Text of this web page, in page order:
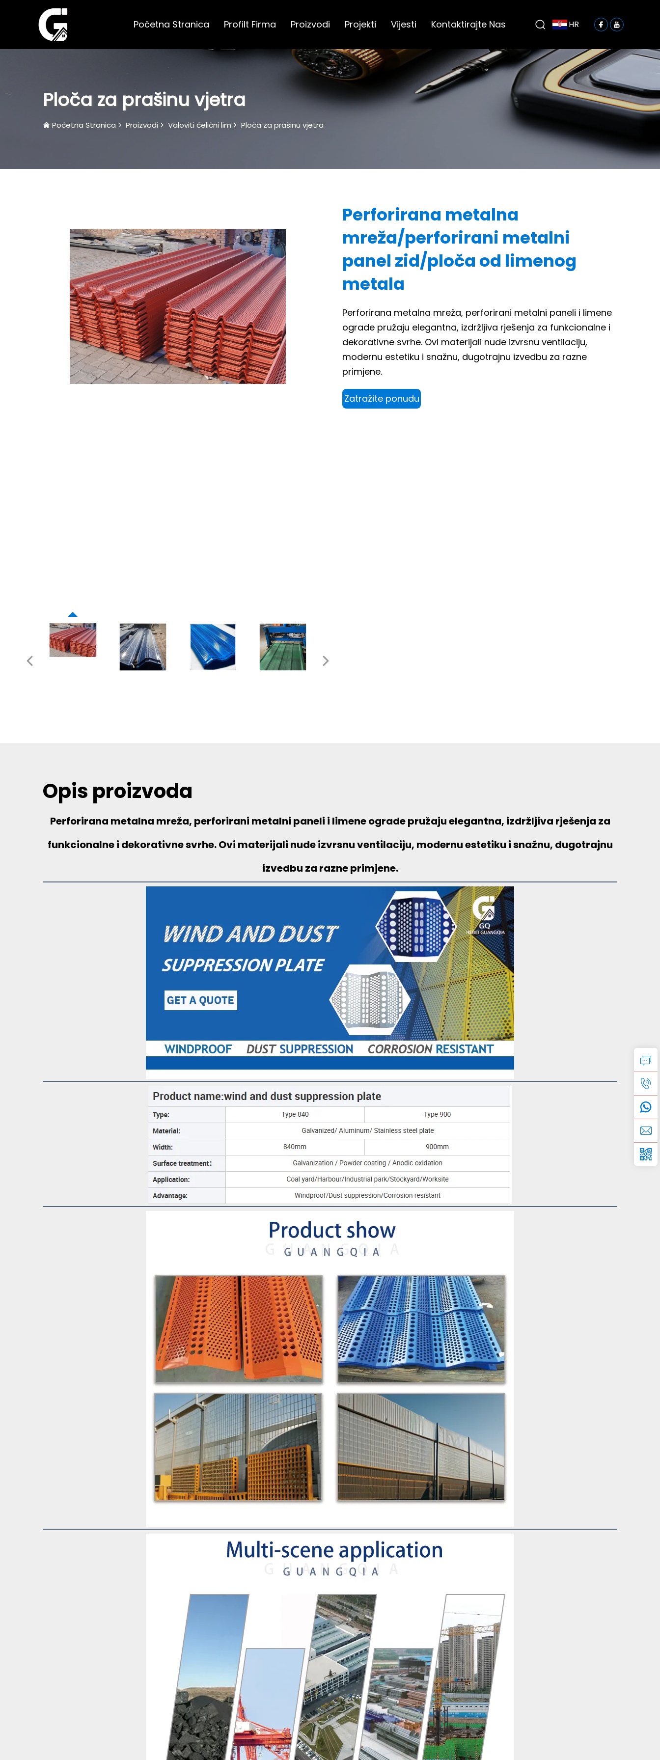
Početna Stranica Profilt Firma Proizvodi Projekti Vijesti Kontaktirajte Nas HR
Ploča za prašinu vjetra
Početna Stranica > Proizvodi > Valoviti čelični lim > Ploča za prašinu vjetra
Perforirana metalna
mreža/perforirani metalni
panel zid/ploča od limenog
metala
Perforirana metalna mreža, perforirani metalni paneli i limene
ograde pružaju elegantna, izdržljiva rješenja za funkcionalne i
dekorativne svrhe. Ovi materijali nude izvrsnu ventilaciju,
modernu estetiku i snažnu, dugotrajnu izvedbu za razne
primjene.
Zatražite ponudu
Opis proizvoda
Perforirana metalna mreža, perforirani metalni paneli i limene ograde pružaju elegantna, izdržljiva rješenja za
funkcionalne i dekorativne svrhe. Ovi materijali nude izvrsnu ventilaciju, modernu estetiku i snažnu, dugotrajnu
izvedbu za razne primjene.